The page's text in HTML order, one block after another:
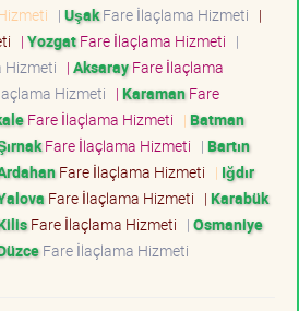
| UşakFare İlaçlama Hizmeti |
| YozgatFare İlaçlama Hizmeti |
Hizmeti | AksarayFare İlaçlama
Hizmeti | KaramanFare
Fare İlaçlama Hizmeti | Batman
Fare İlaçlama Hizmeti | Bartın
Fare İlaçlama Hizmeti | Iğdır
Fare İlaçlama Hizmeti | Karabük
Fare İlaçlama Hizmeti | Osmaniye
Fare İlaçlama Hizmeti